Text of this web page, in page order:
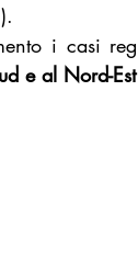
i casi
e al Nord-